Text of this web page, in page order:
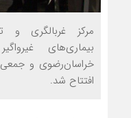
مرکز غربالگری
بیماری‌های
خراسان‌رضوی و جمعی
افتتاح شد.